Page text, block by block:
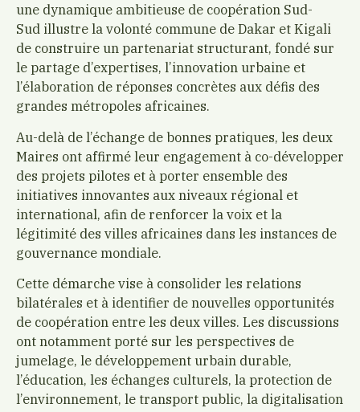
une dynamique ambitieuse de coopération Sud-
Sud illustre la volonté commune deDakar etKigali
de construire un partenariat structurant, fondé sur
le partage d’expertises, l’innovation urbaine et
l’élaboration de réponses concrètes aux défis des
grandes métropoles africaines.
Au-delà de l’échange de bonnes pratiques, les deux
Maires ont affirmé leur engagement à co-développer
des projets pilotes et à porter ensemble des
initiatives innovantes aux niveaux régional et
international, afin de renforcer la voix et la
légitimité des villes africaines dans les instances de
gouvernance mondiale.
Cette démarche vise à consolider les relations
bilatérales et à identifier de nouvelles opportunités
de coopération entre les deux villes. Les discussions
ont notamment porté sur les perspectives de
jumelage, le développement urbain durable,
l’éducation, les échanges culturels, la protection de
l’environnement, le transport public, la digitalisation